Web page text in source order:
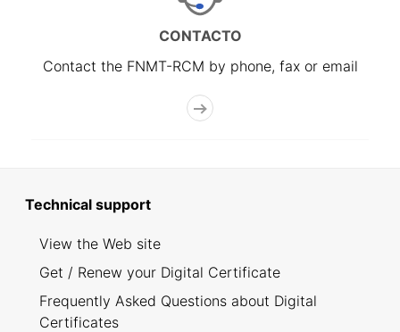
CONTACTO
Contact the FNMT-RCM by phone, fax or email
Technical support
View the Web site
Get / Renew your Digital Certificate
Frequently Asked Questions about Digital
Certificates